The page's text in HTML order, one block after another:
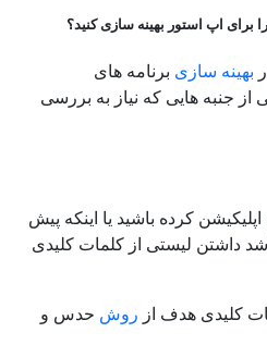
برای اپ استور بهینه سازی کنید؟
بهینه سازی برنامه های
از جنبه هایی که نیاز به بررسی
کرده باشید یا اینکه پیش
داشتن لیستی از کلمات کلیدی
کلیدی هدف از روش حدس و